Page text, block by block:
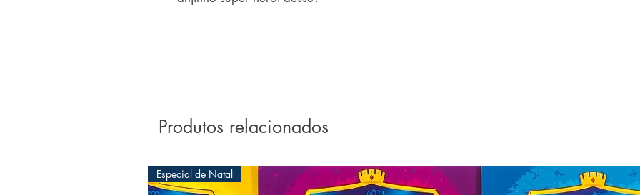
Produtos relacionados
Especial de Natal